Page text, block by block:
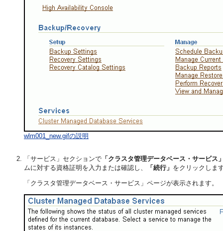
wlm001_new.gifの説明
「サービス」セクションで 「クラスタ管理データベース・サービス
ムに対する資格証明を入力または確認し、
「続行」 をクリックしま
「クラスタ管理データベース・サービス」ページが表示されます。